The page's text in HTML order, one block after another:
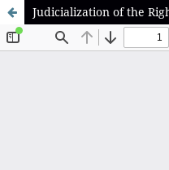
Judicialization of the